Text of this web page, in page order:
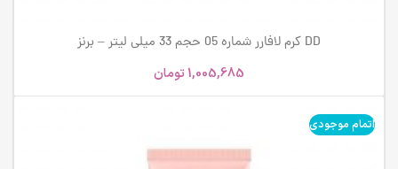
DD کرم لافارر شماره 05 حجم 33 میلی لیتر – برنز
1,005,685تومان
اتمام موجودی